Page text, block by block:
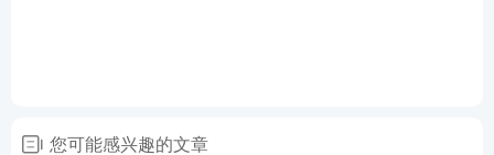
您可能感兴趣的文章